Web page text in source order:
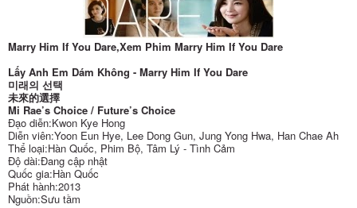
Marry Him If You Dare,Xem Phim Marry Him If You Dare
Lấy Anh Em Dám Không - Marry Him If You Dare
미래의 선택
未來的選擇
Mi Rae’s Choice / Future’s Choice
Đạo diễn:Kwon Kye Hong
Diễn viên:Yoon Eun Hye, Lee Dong Gun, Jung Yong Hwa, Han Chae Ah
Thể loại:Hàn Quốc, Phim Bộ, Tâm Lý - Tình Cảm
Độ dài:Đang cập nhật
Quốc gia:Hàn Quốc
Phát hành:2013
Nguồn:Sưu tầm